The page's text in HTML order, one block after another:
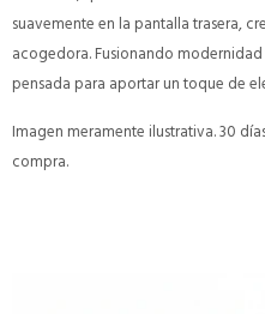
suavemente en la pantalla trasera,
acogedora. Fusionando
pensada para aportar un toque de
Imagen meramente ilustrativa. 30
compra.